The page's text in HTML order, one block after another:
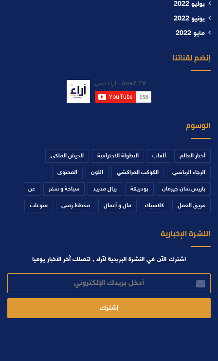
يوليو 2022
يونيو 2022
مايو 2022
إنضم لقناتنا
الوسوم
أخبار العالم ألعاب البطولة الاحترافية الجيش الملكي
الرجاء الرياضي الكوكب المراكشي اللون المحتوى
باريس سان جيرمان بودريقة ريال مدريد سياحة و سفر عن
فريق العمل كلاسيك مال و أعمال مخطط زمني منوعات
النشرة الإخبارية
اشترك الآن في النشرة البريدية لآراء , لتصلك آخر الأخبار يوميا
بريدك
الإلكتروني